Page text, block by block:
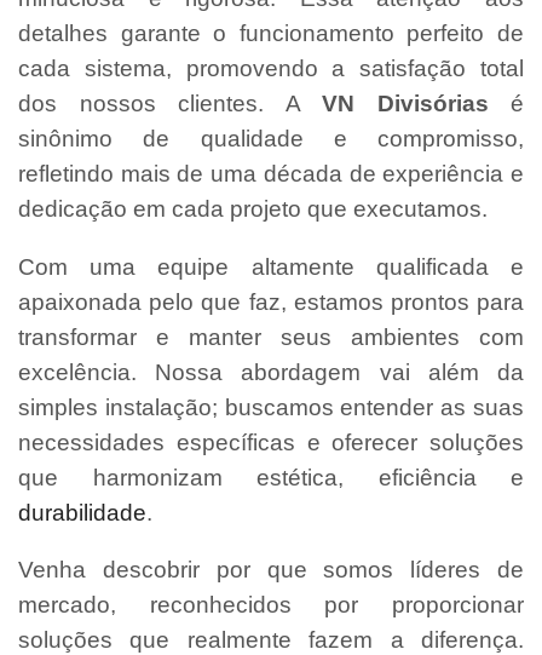
detalhes garante o funcionamento perfeito de
cada sistema, promovendo a satisfação total
dos nossos clientes. A VN Divisórias é
sinônimo de qualidade e compromisso,
refletindo mais de uma década de experiência e
dedicação em cada projeto que executamos.
Com uma equipe altamente qualificada e
apaixonada pelo que faz, estamos prontos para
transformar e manter seus ambientes com
excelência. Nossa abordagem vai além da
simples instalação; buscamos entender as suas
necessidades específicas e oferecer soluções
que harmonizam estética, eficiência e
durabilidade.
Venha descobrir por que somos líderes de
mercado, reconhecidos por proporcionar
soluções que realmente fazem a diferença.